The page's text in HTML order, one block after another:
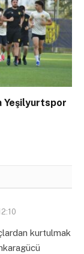
Yeşilyurtspor
kurtulmak